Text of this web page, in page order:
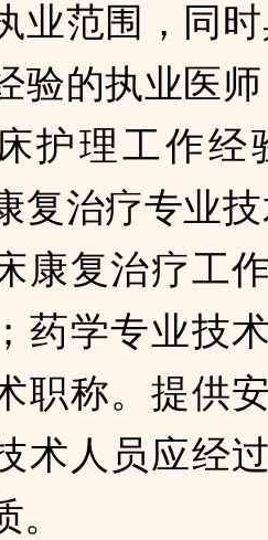
业范围，同
验的执业医
护理工作经
复治疗专业
康复治疗工
药学专业技
职称。提供
术人员应经
。